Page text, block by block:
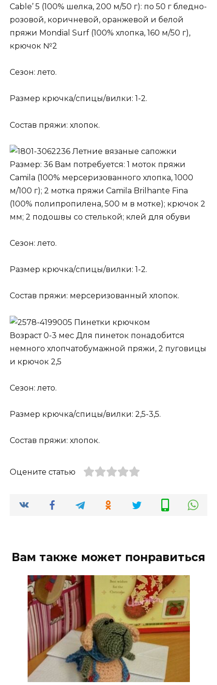
Cable’ 5 (100% шелка, 200 м/50 г): по 50 г бледно-
розовой, коричневой, оранжевой и белой
пряжи Mondial Surf (100% хлопка, 160 м/50 г),
крючок №2
Сезон: лето.
Размер крючка/спицы/вилки: 1-2.
Состав пряжи: хлопок.
Летние вязаные сапожки
Размер: 36 Вам потребуется: 1 моток пряжи
Camila (100% мерсеризованного хлопка, 1000
м/100 г); 2 мотка пряжи Camila Brilhante Fina
(100% полипропилена, 500 м в мотке); крючок 2
мм; 2 подошвы со стелькой; клей для обуви
Сезон: лето.
Размер крючка/спицы/вилки: 1-2.
Состав пряжи: мерсеризованный хлопок.
Пинетки крючком
Возраст 0-3 мес Для пинеток понадобится
немного хлопчатобумажной пряжи, 2 пуговицы
и крючок 2,5
Сезон: лето.
Размер крючка/спицы/вилки: 2,5-3,5.
Состав пряжи: хлопок.
Оцените статью
Вам также может понравиться